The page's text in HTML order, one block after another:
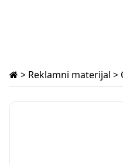
> Reklamni materijal >